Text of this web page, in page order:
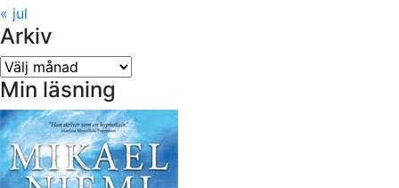
« jul
Arkiv
Arkiv
Min läsning